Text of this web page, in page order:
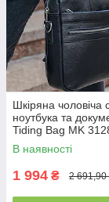
Шкіряна чоловіча
ноутбука та
Tiding Bag MK
В наявності
1 994 ₴ 2 691,90